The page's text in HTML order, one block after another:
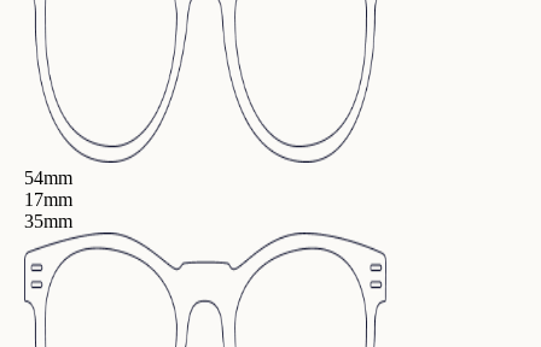
54mm
17mm
35mm